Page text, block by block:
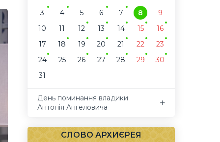
3
4 5 6 7 8
9
10
11 12 13 14 15
16
17
18 19 20 21 22
23
24
25 26 27 28 29
30
31
День поминання владики
Антонія Ангеловича
СЛОВО АРХИЄРЕЯ